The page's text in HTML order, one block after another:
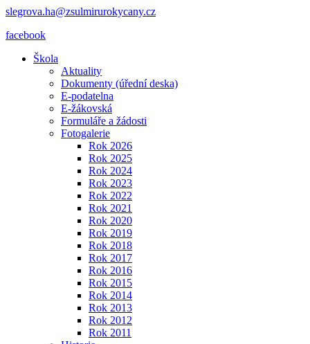
slegrova.ha@zsulmirurokycany.cz
facebook
Škola
Aktuality
Dokumenty (úřední deska)
E-podatelna
E-žákovská
Formuláře a žádosti
Fotogalerie
Rok 2026
Rok 2025
Rok 2024
Rok 2023
Rok 2022
Rok 2021
Rok 2020
Rok 2019
Rok 2018
Rok 2017
Rok 2016
Rok 2015
Rok 2014
Rok 2013
Rok 2012
Rok 2011